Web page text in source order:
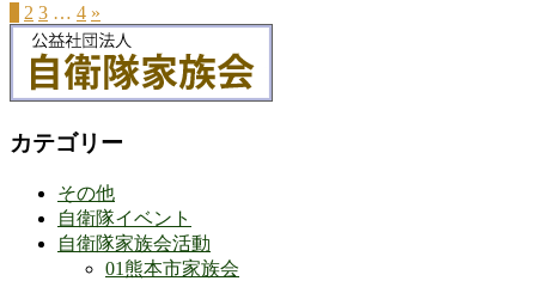
2 3 … 4 »
カテゴリー
その他
自衛隊イベント
自衛隊家族会活動
01熊本市家族会